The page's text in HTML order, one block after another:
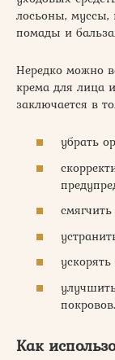
лосьоны, муссы,
помады и
Нередко можно
крема для лица
заключается в
убрать
покровов.
Как